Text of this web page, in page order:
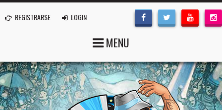
REGISTRARSE LOGIN
MENU